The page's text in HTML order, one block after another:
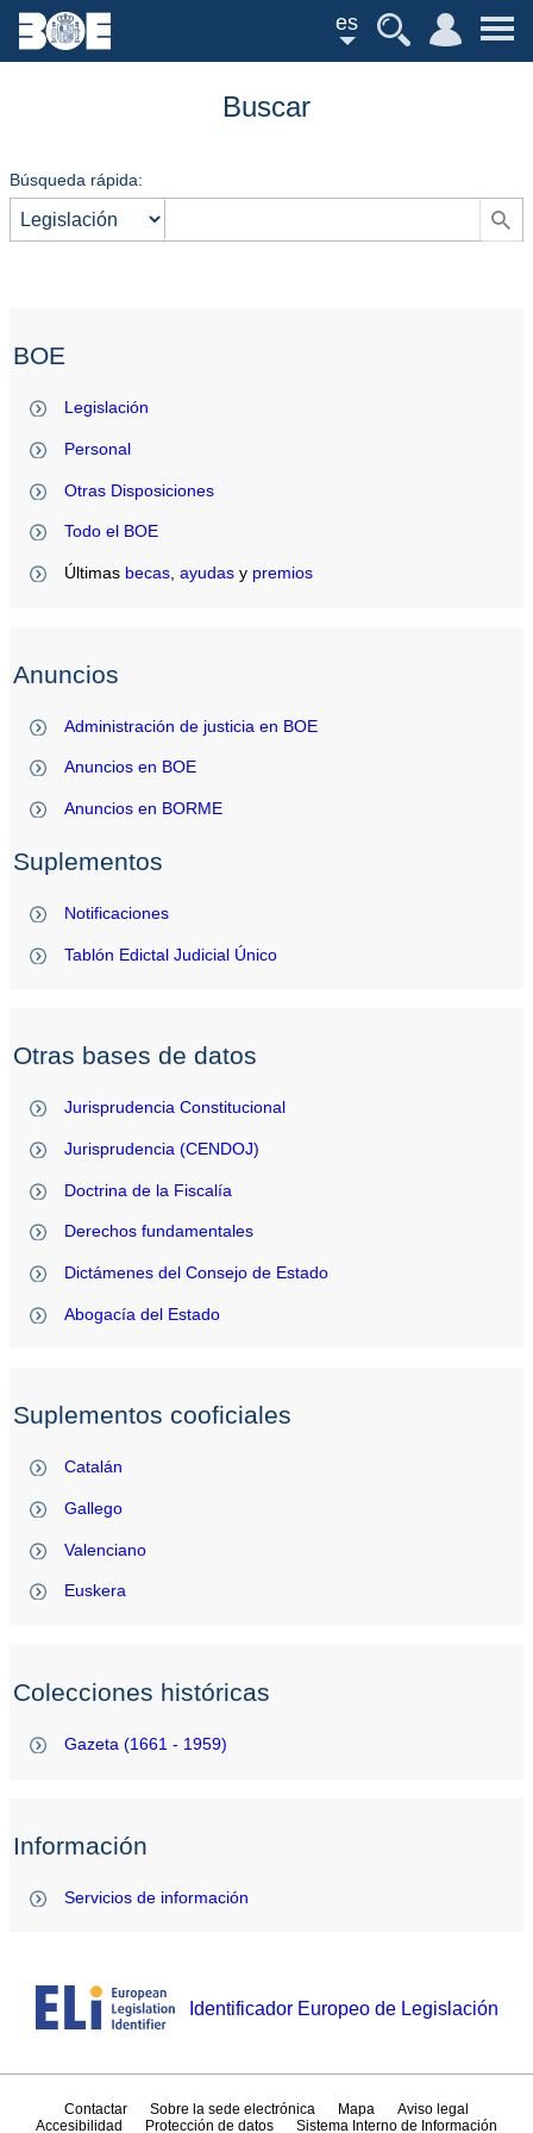
es
Buscar
Búsqueda rápida:
BOE
Legislación
Personal
Otras Disposiciones
Todo el BOE
Últimas becas ,ayudas y premios
Anuncios
Administración de justicia en BOE
Anuncios en BOE
Anuncios en BORME
Suplementos
Notificaciones
Tablón Edictal Judicial Único
Otras bases de datos
Jurisprudencia Constitucional
Jurisprudencia (CENDOJ)
Doctrina de la Fiscalía
Derechos fundamentales
Dictámenes del Consejo de Estado
Abogacía del Estado
Suplementos cooficiales
Catalán
Gallego
Valenciano
Euskera
Colecciones históricas
Gazeta (1661 - 1959)
Información
Servicios de información
Identificador Europeo de Legislación
Contactar Sobre la sede electrónica Mapa
Aviso legal
Accesibilidad
Protección de datos Sistema Interno de Información